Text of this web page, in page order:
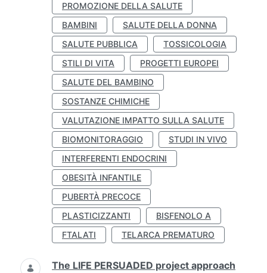
PROMOZIONE DELLA SALUTE
BAMBINI
SALUTE DELLA DONNA
SALUTE PUBBLICA
TOSSICOLOGIA
STILI DI VITA
PROGETTI EUROPEI
SALUTE DEL BAMBINO
SOSTANZE CHIMICHE
VALUTAZIONE IMPATTO SULLA SALUTE
BIOMONITORAGGIO
STUDI IN VIVO
INTERFERENTI ENDOCRINI
OBESITÀ INFANTILE
PUBERTÀ PRECOCE
PLASTICIZZANTI
BISFENOLO A
FTALATI
TELARCA PREMATURO
The LIFE PERSUADED project approach